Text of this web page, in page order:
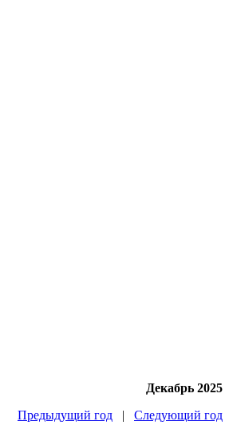
Декабрь 2025
Предыдущий год | Следующий год